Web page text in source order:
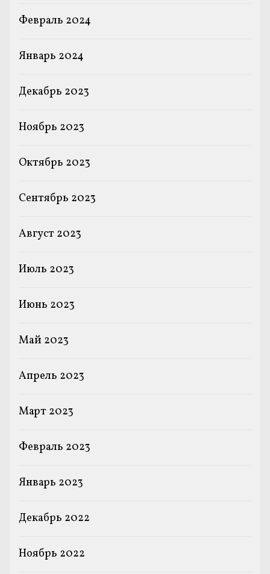
Февраль 2024
Январь 2024
Декабрь 2023
Ноябрь 2023
Октябрь 2023
Сентябрь 2023
Август 2023
Июль 2023
Июнь 2023
Май 2023
Апрель 2023
Март 2023
Февраль 2023
Январь 2023
Декабрь 2022
Ноябрь 2022